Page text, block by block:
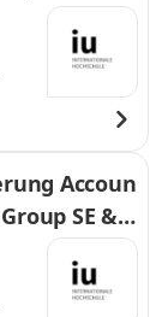
Accoun
SE & C